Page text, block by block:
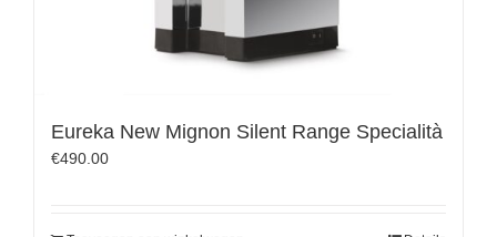
Eureka New Mignon Silent Range Specialità
€490.00